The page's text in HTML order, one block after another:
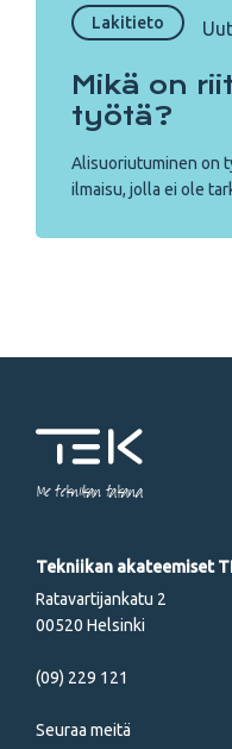
Lakitieto
Mikä on
työtä?
Alisuoriutuminen on
ilmaisu, jolla ei ole
Me tekniikan takana
Tekniikan akateemiset
Ratavartijankatu 2
00520 Helsinki
(09) 229 121
Seuraa meitä